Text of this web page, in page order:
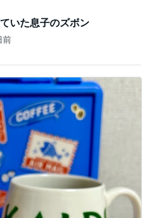
いた息子のズボン
前